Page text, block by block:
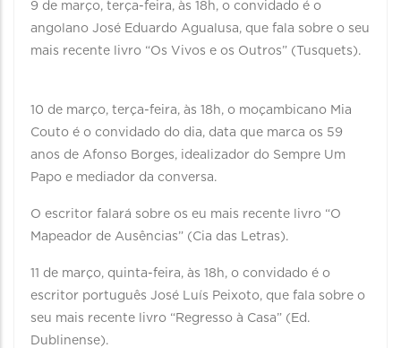
9 de março, terça-feira, às 18h, o convidado é o
angolano José Eduardo Agualusa, que fala sobre o seu
mais recente livro “Os Vivos e os Outros” (Tusquets).
10 de março, terça-feira, às 18h, o moçambicano Mia
Couto é o convidado do dia, data que marca os 59
anos de Afonso Borges, idealizador do Sempre Um
Papo e mediador da conversa.
O escritor falará sobre os eu mais recente livro “O
Mapeador de Ausências” (Cia das Letras). ⠀ ⠀ ⠀
11 de março, quinta-feira, às 18h, o convidado é o
escritor português José Luís Peixoto, que fala sobre o
seu mais recente livro “Regresso à Casa” (Ed.
Dublinense). ⠀ ⠀ ⠀